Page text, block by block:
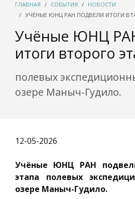
ГЛАВНАЯ СОБЫТИЯ
НОВОСТИ
УЧЁНЫЕ ЮНЦ РАН ПОДВЕЛИ ИТОГИ
Учёные ЮНЦ
итоги второго
полевых
озере Маныч-Гудило.
12-05-2026
Учёные ЮНЦ РАН
этапа полевых
озере Маныч-Гудило.